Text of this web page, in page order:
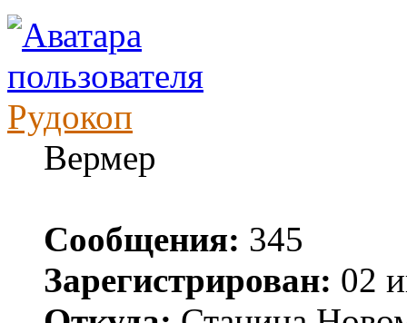
Рудокоп
Вермер
Сообщения: 345
Зарегистрирован: 02